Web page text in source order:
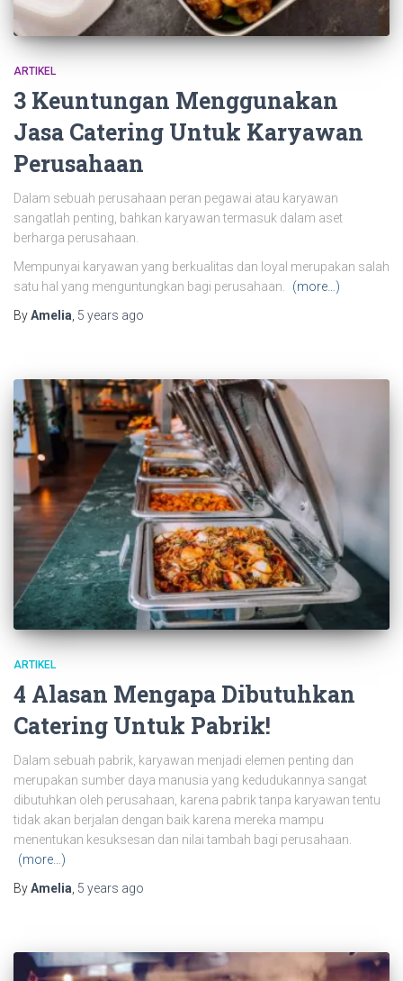
ARTIKEL
3 Keuntungan Menggunakan
Jasa Catering Untuk Karyawan
Perusahaan
Dalam sebuah perusahaan peran pegawai atau karyawan
sangatlah penting, bahkan karyawan termasuk dalam aset
berharga perusahaan.
Mempunyai karyawan yang berkualitas dan loyal merupakan salah
satu hal yang menguntungkan bagi perusahaan.
(more…)
ByAmelia 5 years ago
ARTIKEL
4 Alasan Mengapa Dibutuhkan
Catering Untuk Pabrik!
Dalam sebuah pabrik, karyawan menjadi elemen penting dan
merupakan sumber daya manusia yang kedudukannya sangat
dibutuhkan oleh perusahaan, karena pabrik tanpa karyawan tentu
tidak akan berjalan dengan baik karena mereka mampu
menentukan kesuksesan dan nilai tambah bagi perusahaan.
(more…)
ByAmelia, 5 years ago